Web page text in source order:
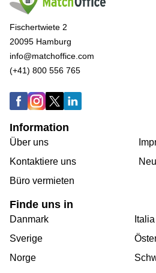
Fischertwiete 2
20095 Hamburg
info@matchoffice.com
(+41) 800 556 765
Information
Über uns
Kontaktiere uns
Büro vermieten
Finde uns in
Danmark
Sverige
Norge
Italia